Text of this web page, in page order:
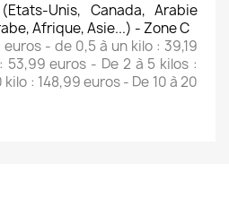
Unis, Canada, Arabie
Afrique, Asie...) - Zone C
- de 0,5 à un kilo : 39,19
53,99 euros - De 2 à 5 kilos :
: 148,99 euros - De 10 à 20